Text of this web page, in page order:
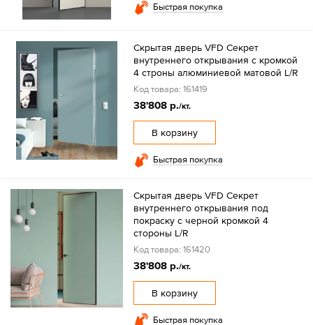
Быстрая покупка
Скрытая дверь VFD Секрет
внутреннего открывания с кромкой
4 строны алюминиевой матовой L/R
Код товара: 161419
38'808 р./кт.
В корзину
Быстрая покупка
Скрытая дверь VFD Секрет
внутреннего открывания под
покраску с черной кромкой 4
стороны L/R
Код товара: 161420
38'808 р./кт.
В корзину
Быстрая покупка